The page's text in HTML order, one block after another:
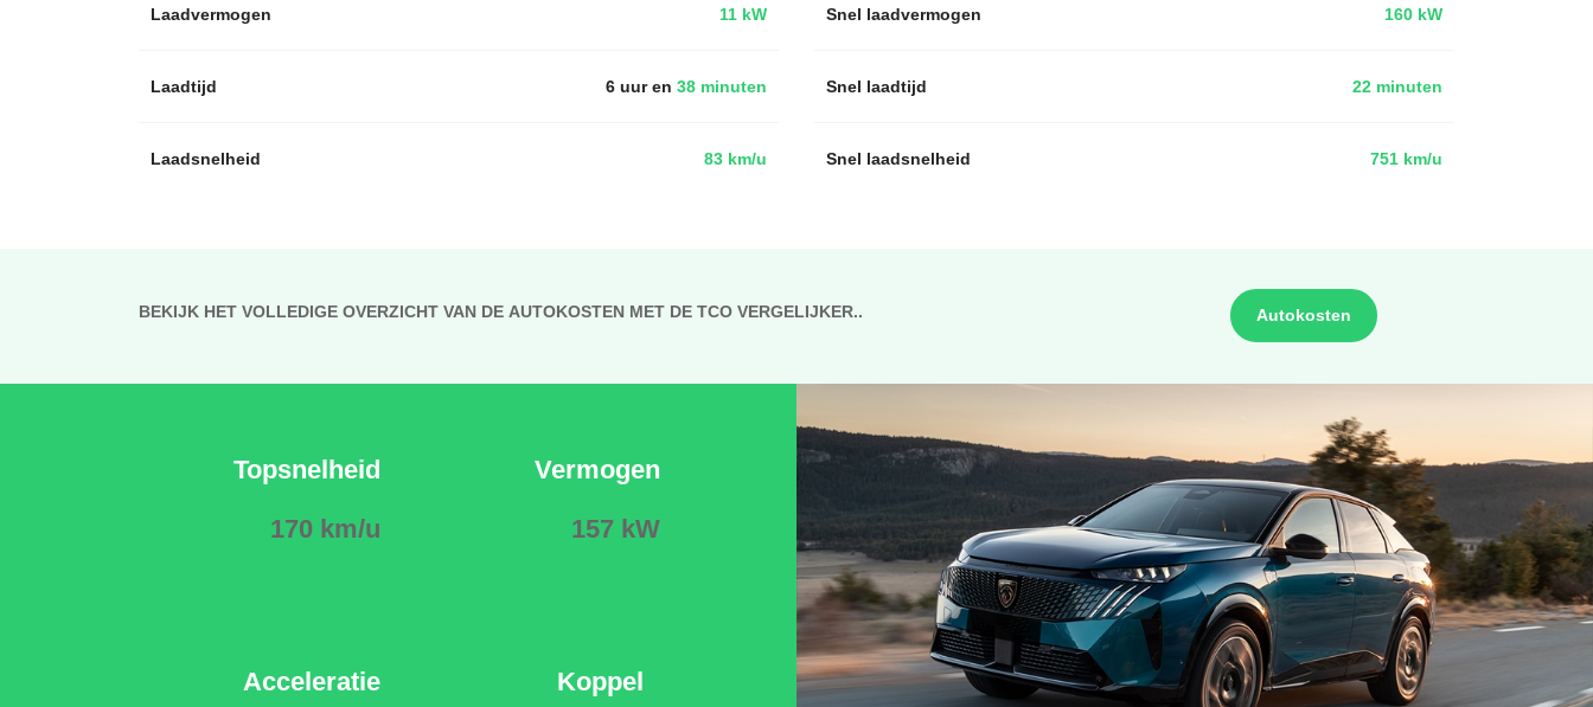
Laadvermogen 11 kW
Laadtijd 6 uur en 38 minuten
Laadsnelheid 83 km/u
Snel laadvermogen 160 kW
Snel laadtijd 22 minuten
Snel laadsnelheid 751 km/u
BEKIJK HET VOLLEDIGE OVERZICHT VAN DE AUTOKOSTEN MET DE TCO VERGELIJKER.. Autokosten
Topsnelheid
170 km/u
Acceleratie
Vermogen
157 kW
Koppel